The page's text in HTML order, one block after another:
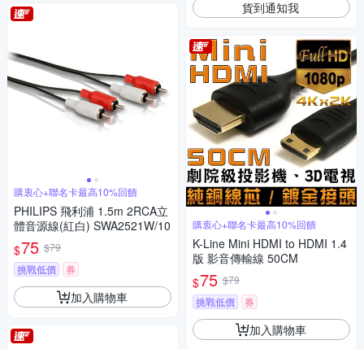
購衷心+聯名卡最高10%回饋
PHILIPS 飛利浦 1.5m 2RCA立
體音源線(紅白) SWA2521W/10
$75 $79
挑戰低價
券
加入購物車
貨到通知我
購衷心+聯名卡最高10%回饋
K-Line Mini HDMI to HDMI 1.4
版 影音傳輸線 50CM
$75 $79
挑戰低價
券
加入購物車